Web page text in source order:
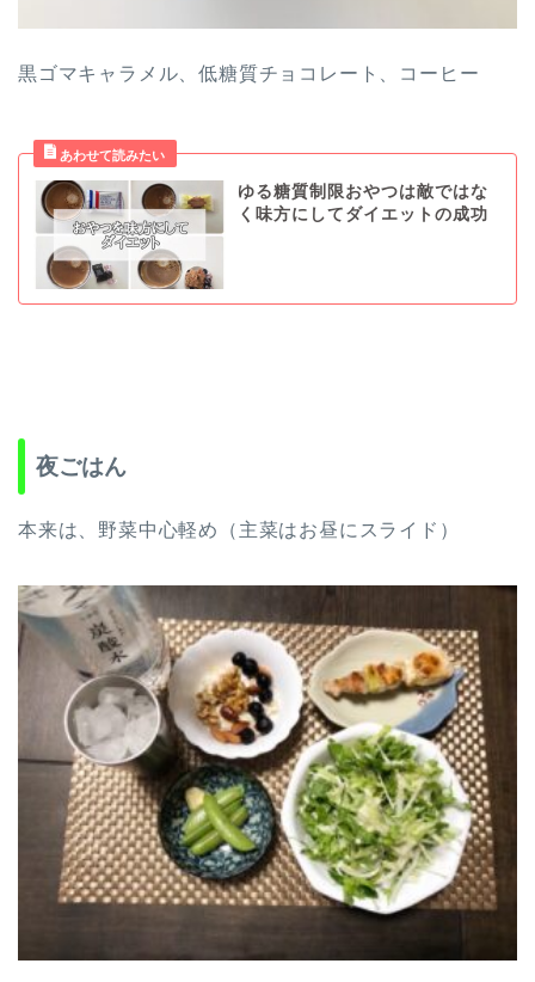
黒ゴマキャラメル、低糖質チョコレート、コーヒー
ゆる糖質制限おやつは敵ではな
く味方にしてダイエットの成功
夜ごはん
本来は、野菜中心軽め（主菜はお昼にスライド）